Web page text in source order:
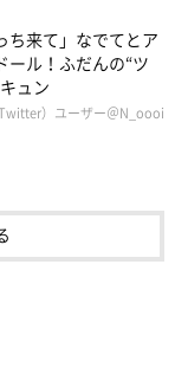
の引っ張り合いに
ち来て」なでてとア
ール！ふだんの“ツ
ュン
）ユーザー＠N_oooi